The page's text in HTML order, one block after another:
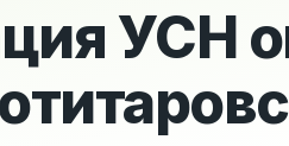
УСН